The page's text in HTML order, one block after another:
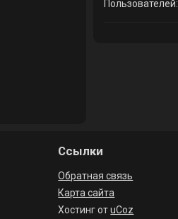
Пользователей:
Ссылки
Обратная связь
Карта сайта
Хостинг отuCoz